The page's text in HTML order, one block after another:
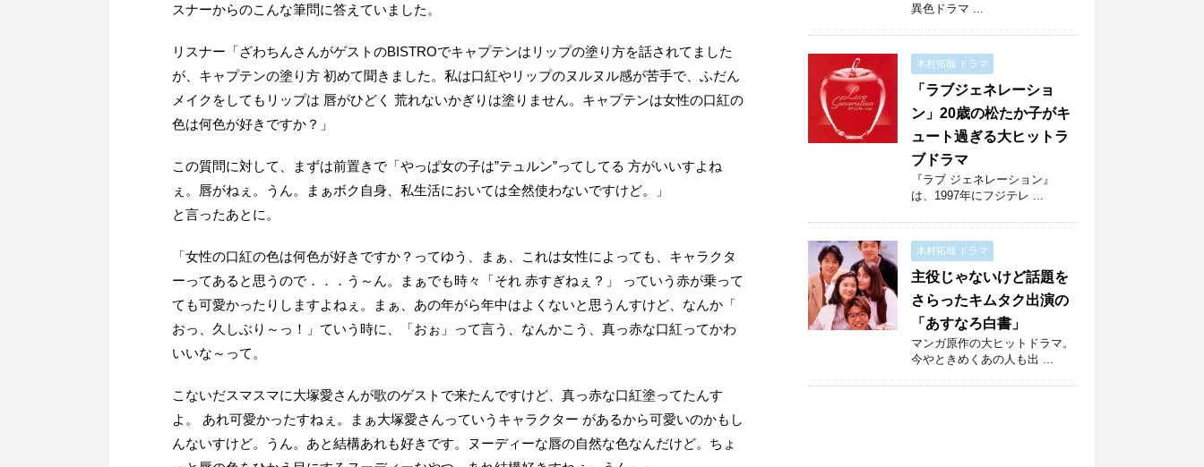
スナーからのこんな筆問に答えていました。
リスナー「ざわちんさんがゲストのBISTROでキャプテンはリップの塗り方を話されてました
が、キャプテンの塗り方 初めて聞きました。私は口紅やリップのヌルヌル感が苦手で、ふだん
メイクをしてもリップは 唇がひどく 荒れないかぎりは塗りません。キャプテンは女性の口紅の
色は何色が好きですか？」
この質問に対して、まずは前置きで「やっぱ女の子は”テュルン”ってしてる 方がいいすよね
ぇ。唇がねぇ。うん。まぁボク自身、私生活においては全然使わないですけど。」
と言ったあとに。
「女性の口紅の色は何色が好きですか？ってゆう、まぁ、これは女性によっても、キャラクタ
ーってあると思うので．．．う～ん。まぁでも時々「それ 赤すぎねぇ？」 っていう赤が乗って
ても可愛かったりしますよねぇ。まぁ、あの年がら年中はよくないと思うんすけど、なんか「
おっ、久しぶり～っ！」ていう時に、「おぉ」って言う、なんかこう、真っ赤な口紅ってかわ
いいな～って。
こないだスマスマに大塚愛さんが歌のゲストで来たんですけど、真っ赤な口紅塗ってたんす
よ。 あれ可愛かったすねぇ。まぁ大塚愛さんっていうキャラクター があるから可愛いのかもし
んないすけど。うん。あと結構あれも好きです。ヌーディーな唇の自然な色なんだけど。ちょ
異色ドラマ ...
木村拓哉 ドラマ
「ラブジェネレーショ
ン」20歳の松たか子がキ
ュート過ぎる大ヒットラ
ブドラマ
『ラブ ジェネレーション』
は、1997年にフジテレ ...
木村拓哉 ドラマ
主役じゃないけど話題を
さらったキムタク出演の
「あすなろ白書」
マンガ原作の大ヒットドラマ。
今やときめくあの人も出 ...